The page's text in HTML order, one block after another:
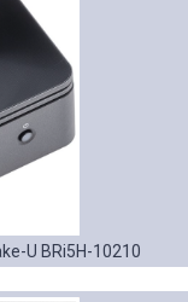
U BRi5H-10210